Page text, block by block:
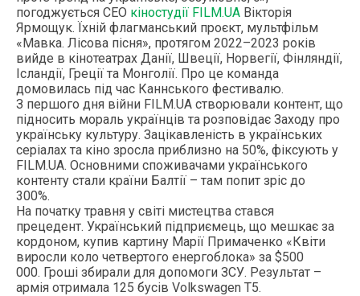
погоджується СЕО кіностудії FILM.UA Вікторія
Ярмощук. Їхній флагманський проєкт, мультфільм
«Мавка. Лісова пісня», протягом 2022–2023 років
вийде в кінотеатрах Данії, Швеції, Норвегії, Фінляндії,
Ісландії, Греції та Монголії. Про це команда
домовилась під час Каннського фестивалю.
З першого дня війни FILM.UA створювали контент, що
підносить мораль українців та розповідає Заходу про
українську культуру. Зацікавленість в українських
серіалах та кіно зросла приблизно на 50%, фіксують у
FILM.UA. Основними споживачами українського
контенту стали країни Балтії – там попит зріс до
300%.
На початку травня у світі мистецтва стався
прецедент. Український підприємець, що мешкає за
кордоном, купив картину Марії Примаченко «Квіти
виросли коло четвертого енергоблока» за $500
000. Гроші збирали для допомоги ЗСУ. Результат –
армія отримала 125 бусів Volkswagen T5.